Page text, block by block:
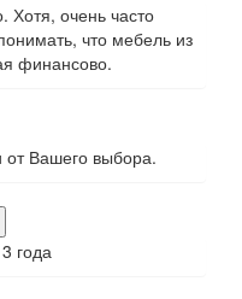
Хотя, очень часто
что мебель из
финансово.
от Вашего выбора.
года